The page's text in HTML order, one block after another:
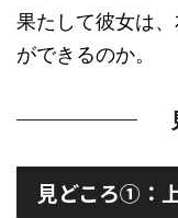
果たして彼女は
ができるのか。
見どころ①：